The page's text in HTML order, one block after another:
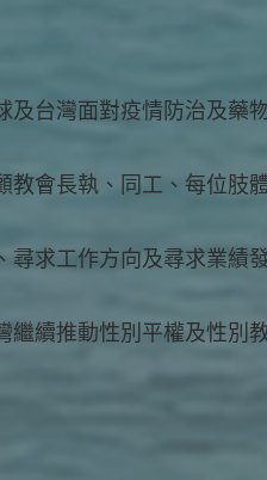
台灣面對疫情防治及藥
會長執、同工、每位肢
求工作方向及尋求業績
續推動性別平權及性別